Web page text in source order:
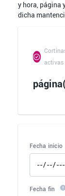
y hora, página
dicha
activas
Fecha inicio
Fecha fin